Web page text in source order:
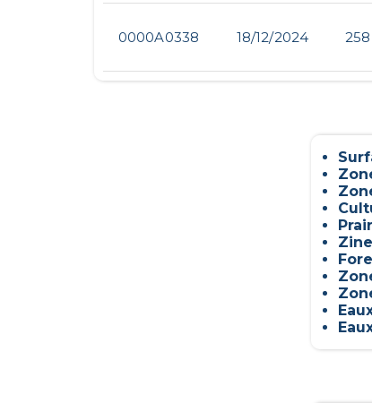
0000A0338 18/12/2024